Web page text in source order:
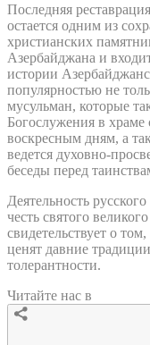
Последняя
остается одним из
христианских
Азербайджана и
истории
популярностью не
мусульман, которые
Богослужения в
воскресным дням, а
ведется духовно-
беседы перед
Деятельность
честь святого
свидетельствует о
ценят давние
толерантности.
Читайте нас в